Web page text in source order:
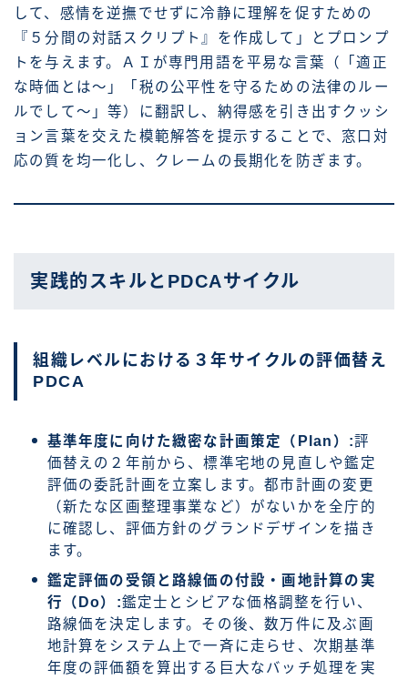
して、感情を逆撫でせずに冷静に理解を促すための
『５分間の対話スクリプト』を作成して」とプロンプ
トを与えます。ＡＩが専門用語を平易な言葉（「適正
な時価とは〜」「税の公平性を守るための法律のルー
ルでして〜」等）に翻訳し、納得感を引き出すクッシ
ョン言葉を交えた模範解答を提示することで、窓口対
応の質を均一化し、クレームの長期化を防ぎます。
実践的スキルとPDCAサイクル
組織レベルにおける３年サイクルの評価替え
PDCA
基準年度に向けた緻密な計画策定（Plan）:評
価替えの２年前から、標準宅地の見直しや鑑定
評価の委託計画を立案します。都市計画の変更
（新たな区画整理事業など）がないかを全庁的
に確認し、評価方針のグランドデザインを描き
ます。
鑑定評価の受領と路線価の付設・画地計算の実
行（Do）:鑑定士とシビアな価格調整を行い、
路線価を決定します。その後、数万件に及ぶ画
地計算をシステム上で一斉に走らせ、次期基準
年度の評価額を算出する巨大なバッチ処理を実